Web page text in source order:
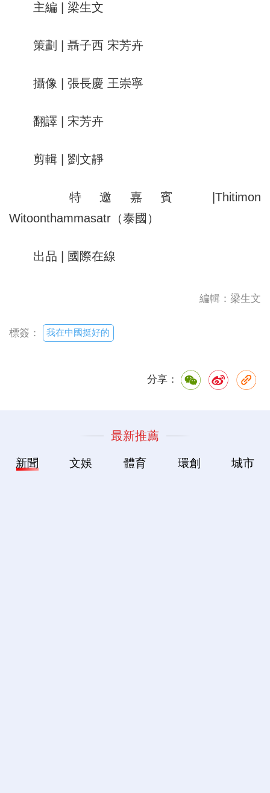
主編 | 梁生文
策劃 | 聶子西 宋芳卉
攝像 | 張長慶 王崇寧
翻譯 | 宋芳卉
剪輯 | 劉文靜
特邀嘉賓 |Thitimon
Witoonthammasatr（泰國）
出品 | 國際在線
編輯：梁生文
標簽： 我在中國挺好的
分享：
最新推薦
新聞 文娛 體育 環創 城市